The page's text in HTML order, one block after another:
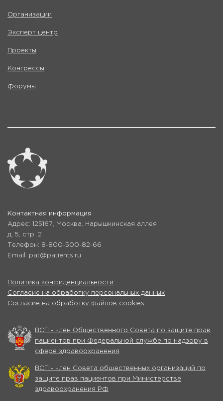
Организации
Эксперт центр
Проекты
Конгрессы
Форумы
Контактная информация
Адрес: 125167, Москва, Нарышкинская аллея
д. 5, стр. 2
Телефон: 8-800-500-82-66
Email: pat@patients.ru
Политика конфиденциальности
Согласие на обработку персональных данных
Согласие на обработку файлов cookies
ВСП - член Общественного Совета по защите прав
пациентов при Федеральной службе по надзору в
сфере здравоохранения
ВСП - член Совета общественных организаций по
защите прав пациентов при Министерстве
здравоохранения РФ